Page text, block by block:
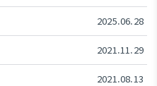
2025.06.28
2021.11.29
2021.08.13